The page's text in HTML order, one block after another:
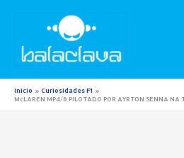
conteúdo
Início
Curiosidades F1
McLAREN MP4/6 PILOTADO POR AYRTON SENNA NA